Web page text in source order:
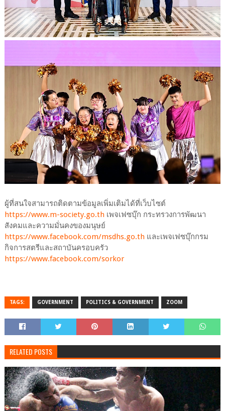
ผู้ที่สนใจสามารถติดตามข้อมูลเพิ่มเติมได้ที่เว็บไซต์
https://www.m-society.go.thเพจเฟซบุ๊ก กระทรวงการพัฒนา
สังคมและความมั่นคงของมนุษย์
https://www.facebook.com/msdhs.go.thและเพจเฟซบุ๊กกรม
กิจการสตรีและสถาบันครอบครัว
https://www.facebook.com/sorkor
TAGS: GOVERNMENT POLITICS & GOVERNMENT ZOOM
RELATED POSTS